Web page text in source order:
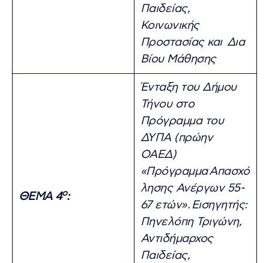
Παιδείας,
Κοινωνικής
Προστασίας και Δια
Βίου Μάθησης
ΘΕΜΑ 4ο:
Ένταξη του Δήμου
Τήνου στο
Πρόγραμμα του
ΔΥΠΑ (πρώην
ΟΑΕΔ)
«ΠρόγραμμαΑπασχό
λησης Ανέργων 55-
67 ετών». Εισηγητής:
Πηνελόπη Τριγώνη,
Αντιδήμαρχος
Παιδείας,